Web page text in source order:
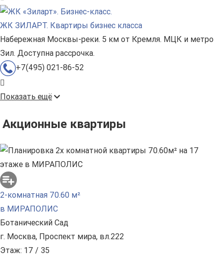
ЖК ЗИЛАРТ. Квартиры бизнес класса
Набережная Москвы-реки. 5 км от Кремля. МЦК и метро
Зил. Доступна рассрочка.
+7(495) 021-86-52
Показать ещё
Акционные квартиры
2-комнатная 70.60 м²
в МИРАПОЛИС
Ботанический Сад
г. Москва, Проспект мира, вл.222
Этаж: 17 / 35